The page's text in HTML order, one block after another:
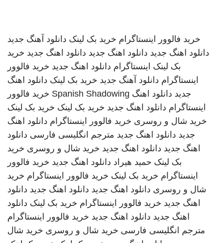
خرید فالوور اینستاگرام خرید بک لینک دانلود آهنگ جدید
دانلود اهنگ جدید دانلود اهنگ جدید دانلود اهنگ جدید خرید
بک لینک اینستاگرام دانلود اهنگ جدید خرید فالوور
اینستاگرام دانلود آهنگ جدید خرید بک لینک دانلود اهنگ
جدید دانلود اهنگ Spanish Shadowing خرید فالوور
اینستاگرام دانلود اهنگ جدید خرید بک لینک خرید بک لینک
خرید شال و روسری خرید فالوور اینستاگرام دانلود اهنگ
جدید دانلود اهنگ جدید مترجم انگلیسی فارسی دانلود
اهنگ جدید دانلود اهنگ جدید خرید شال و روسری خرید
بک لینک حمید هیراد دانلود اهنگ جدید خرید فالوور
اینستاگرام خرید بک لینک خرید فالوور اینستاگرام خرید
شال و روسری دانلود اهنگ جدید دانلود اهنگ جدید دانلود
اهنگ جدید خرید فالوور اینستاگرام خرید بک لینک دانلود
اهنگ جدید دانلود اهنگ جدید خرید فالوور اینستاگرام
مترجم انگلیسی فارسی خرید شال و روسری خرید شال